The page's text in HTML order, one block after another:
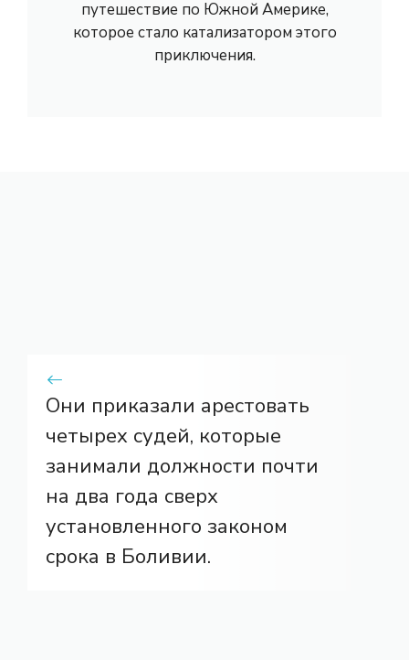
путешествие по Южной Америке,
которое стало катализатором этого
приключения.
Они приказали арестовать
четырех судей, которые
занимали должности почти
на два года сверх
установленного законом
срока в Боливии.